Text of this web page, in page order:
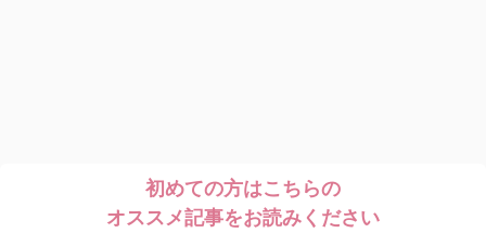
初めての方はこちらの
オススメ記事をお読みください